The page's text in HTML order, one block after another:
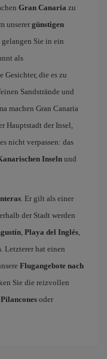
Gran Canaria zu
unserer günstigen
gelangen Sie in ein
als
die es zu
Sandstrände und
machen Gran Canaria
Hauptstadt der Insel,
nicht verpassen: das
Inselnund
. Er gilt als einer
der Stadt werden
Playa del Inglés
. Letzterer hat einen
Flugangebote nach
Sie die reizvollen
Pilancones oder